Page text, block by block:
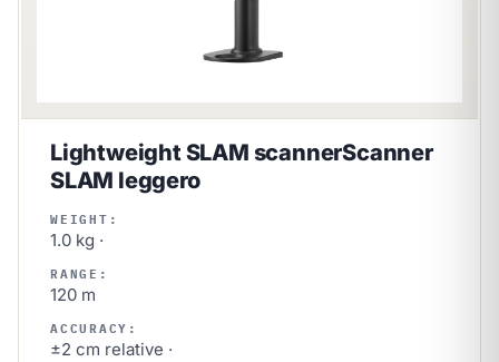
Lightweight SLAM scannerScanner
SLAM leggero
WEIGHT:
1.0 kg ·
RANGE:
120 m
ACCURACY:
±2 cm relative ·